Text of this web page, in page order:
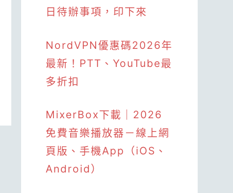
日待辦事項，印下來
NordVPN優惠碼2026年
最新！PTT、YouTube最
多折扣
MixerBox下載｜2026
免費音樂播放器－線上網
頁版、手機App（iOS、
Android）